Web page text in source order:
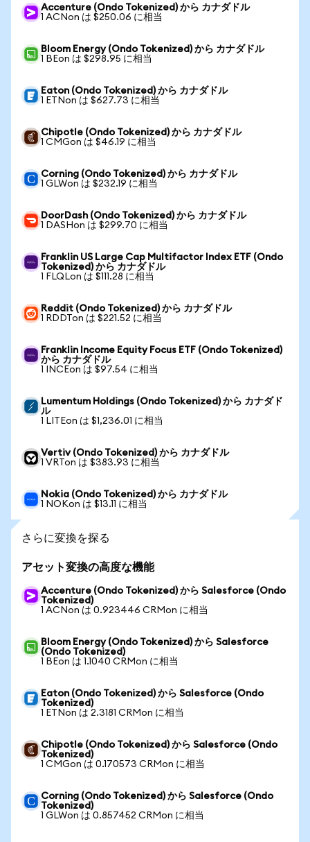
Accenture (Ondo Tokenized) から カナダドル
1 ACNon は $250.06 に相当
Bloom Energy (Ondo Tokenized) から カナダドル
1 BEon は $298.95 に相当
Eaton (Ondo Tokenized) から カナダドル
1 ETNon は $627.73 に相当
Chipotle (Ondo Tokenized) から カナダドル
1 CMGon は $46.19 に相当
Corning (Ondo Tokenized) から カナダドル
1 GLWon は $232.19 に相当
DoorDash (Ondo Tokenized) から カナダドル
1 DASHon は $299.70 に相当
Franklin US Large Cap Multifactor Index ETF (Ondo
Tokenized) から カナダドル
1 FLQLon は $111.28 に相当
Reddit (Ondo Tokenized) から カナダドル
1 RDDTon は $221.52 に相当
Franklin Income Equity Focus ETF (Ondo Tokenized)
から カナダドル
1 INCEon は $97.54 に相当
Lumentum Holdings (Ondo Tokenized) から カナダド
ル
1 LITEon は $1,236.01 に相当
Vertiv (Ondo Tokenized) から カナダドル
1 VRTon は $383.93 に相当
Nokia (Ondo Tokenized) から カナダドル
1 NOKon は $13.11 に相当
さらに変換を探る
アセット変換の高度な機能
Accenture (Ondo Tokenized) から Salesforce (Ondo
Tokenized)
1 ACNon は 0.923446 CRMon に相当
Bloom Energy (Ondo Tokenized) から Salesforce
(Ondo Tokenized)
1 BEon は 1.1040 CRMon に相当
Eaton (Ondo Tokenized) から Salesforce (Ondo
Tokenized)
1 ETNon は 2.3181 CRMon に相当
Chipotle (Ondo Tokenized) から Salesforce (Ondo
Tokenized)
1 CMGon は 0.170573 CRMon に相当
Corning (Ondo Tokenized) から Salesforce (Ondo
Tokenized)
1 GLWon は 0.857452 CRMon に相当